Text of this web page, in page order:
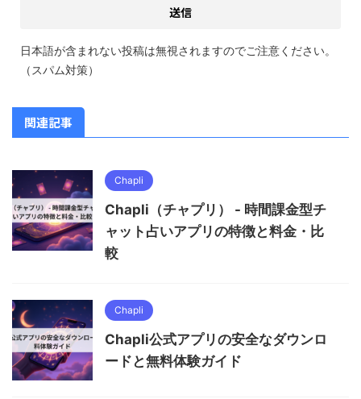
日本語が含まれない投稿は無視されますのでご注意ください。
（スパム対策）
関連記事
Chapli
Chapli（チャプリ） - 時間課金型チ
ャット占いアプリの特徴と料金・比
較
Chapli
Chapli公式アプリの安全なダウンロ
ードと無料体験ガイド